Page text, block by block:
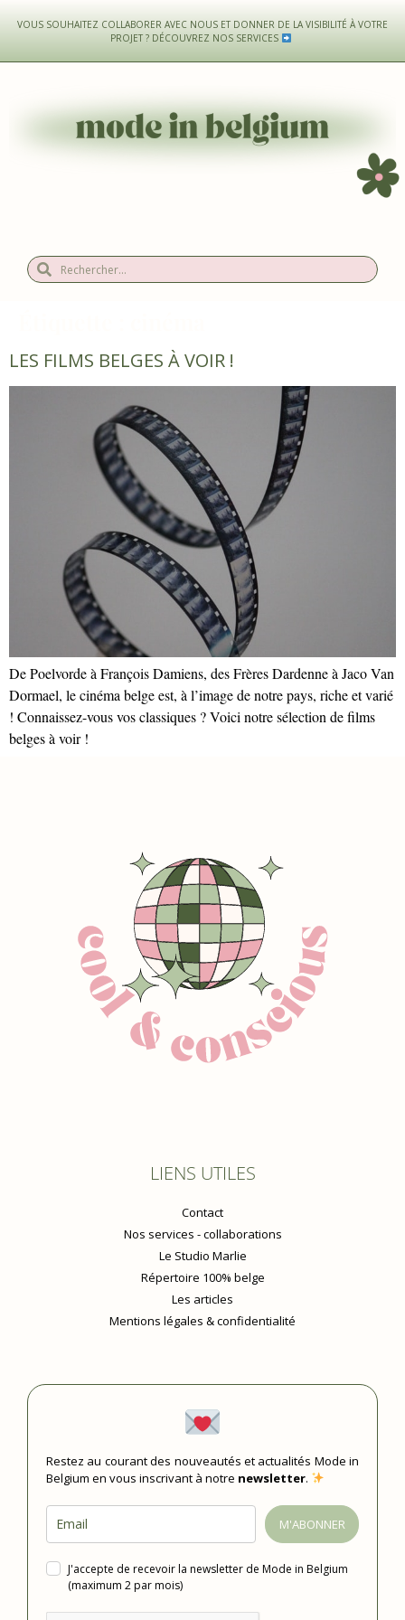
VOUS SOUHAITEZ COLLABORER AVEC NOUS ET DONNER DE LA VISIBILITÉ À VOTRE
PROJET ? DÉCOUVREZ NOS SERVICES
LES FILMS BELGES À VOIR !
De Poelvorde à François Damiens, des Frères Dardenne à Jaco Van
Dormael, le cinéma belge est, à l’image de notre pays, riche et varié
! Connaissez-vous vos classiques ? Voici notre sélection de films
belges à voir !
LIENS UTILES
Contact
Nos services - collaborations
Le Studio Marlie
Répertoire 100% belge
Les articles
Mentions légales & confidentialité
Restez au courant des nouveautés et actualités Mode in
Belgium en vous inscrivant à notre newsletter.
M'ABONNER
J'accepte de recevoir la newsletter de Mode in Belgium
(maximum 2 par mois)